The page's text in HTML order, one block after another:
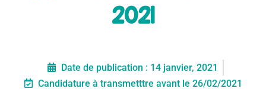
2021
Date de publication : 14 janvier, 2021
Candidature à transmetttre avant le 26/02/2021